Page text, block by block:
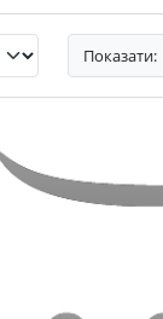
Показати: